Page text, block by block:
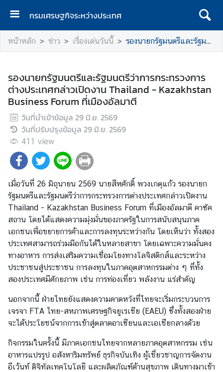
กรมเศรษฐกิจระหว่างประเทศ
ห
น้
ร
ก
ก
ร
ม
ศ
ษ
ฐ
กิ
จ
ร
ะ
ห
ว่
า
ป
ร
ะ
เ
ท
ศ
หน้าหลัก ข่าว เรื่องเด่นวันนี้ รองนายกรัฐมนตรีและรัฐมนตรีว่าการกระทรวงการต่างประเทศกล่าวเปิดงาน Thailand - Kazakhstan Business Forum ที่เมืองอัลมาตี
รองนายกรัฐมนตรีและรัฐมนตรีว่าการกระทรวงการ
ต่างประเทศกล่าวเปิดงาน Thailand - Kazakhstan
Business Forum ที่เมืองอัลมาตี
วันที่นำเข้าข้อมูล 29 มิ.ย. 2569
วันที่ปรับปรุงข้อมูล 29 มิ.ย. 2569
411 view
เมื่อวันที่ 26 มิถุนายน 2569 นายสีหศักดิ์ พวงเกตุแก้ว รองนายก
รัฐมนตรีและรัฐมนตรีว่าการกระทรวงการต่างประเทศกล่าวเปิดงาน
Thailand - Kazakhstan Business Forum ที่เมืองอัลมาตี คาซัค
สถาน โดยได้แสดงความมุ่งมั่นของภาครัฐในการสนับสนุนภาค
เอกชนเพื่อขยายการค้าและการลงทุนระหว่างกัน โดยเห็นว่า ทั้งสอง
ประเทศสามารถร่วมมือกันได้ในหลายสาขา โดยเฉพาะความมั่นคง
ทางอาหาร การส่งเสริมความเชื่อมโยงทางโลจิสติกส์และระหว่าง
ประชาชนสู่ประชาชน การลงทุนในภาคอุตสาหกรรมต่าง ๆ ที่ทั้ง
สองประเทศมีศักยภาพ เช่น การท่องเที่ยว พลังงาน แร่สำคัญ
นอกจากนี้ ฝ่ายไทยยังแสดงความคาดหวังที่ไทยจะเริ่มกระบวนการ
เจรจา FTA ไทย-สหภาพเศรษฐกิจยูเรเชีย (EAEU) ซึ่งทั้งสองฝ่าย
จะได้ประโยชน์จากการเข้าสู่ตลาดอาเซียนและเอเชียกลางด้วย
กิจกรรมในครั้งนี้ มีภาคเอกชนไทยจากหลายภาคอุตสาหกรรม เช่น
อาหารแปรรูป อสังหาริมทรัพย์ ธุรกิจบันเทิง ผู้เชี่ยวชาญการจัดงาน
อีเว้นท์ ดิจิทัลเทคโนโลยี และผลิตภัณฑ์ด้านสุขภาพ เดินทางมาเข้า